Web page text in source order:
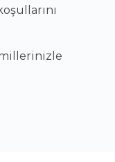
millerinizle